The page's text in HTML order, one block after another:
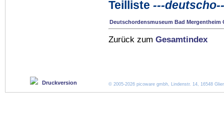
Teilliste ---
Deutschordensmuseum Bad Mergentheim
Zurück zum Gesamtindex
Druckversion © 2005-2026 picoware gmbh, Lindenstr. 14, 16548